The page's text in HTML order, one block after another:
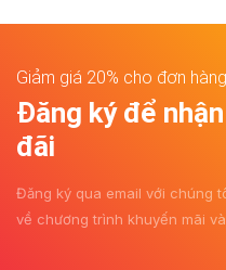
Giảm giá 20% cho đơn
Đăng ký để
đãi
Đăng ký qua email với chúng
về chương trình khuyến mãi